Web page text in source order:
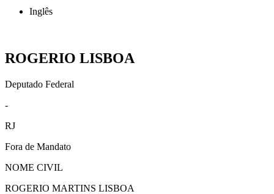
Inglês
ROGERIO LISBOA
Deputado Federal
-
RJ
Fora de Mandato
NOME CIVIL
ROGERIO MARTINS LISBOA